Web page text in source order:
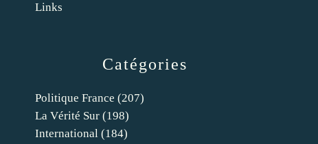
Catégories
Politique France (207)
La Vérité Sur (198)
International (184)
Links